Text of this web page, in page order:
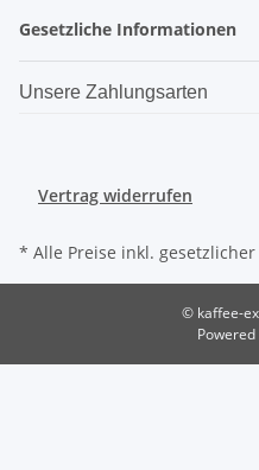
Gesetzliche Informationen
Unsere Zahlungsarten
Vertrag widerrufen
* Alle Preise inkl. gesetzlicher
© kaffee-
Powered